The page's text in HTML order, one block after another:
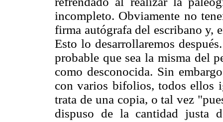
incompleto. Obviamente no
firma autógrafa del escribano y,
Esto lo desarrollaremos
probable que sea la misma del
como desconocida. Sin
con varios bifolios, todos ellos
trata de una copia, o tal vez
dispuso de la cantidad justa